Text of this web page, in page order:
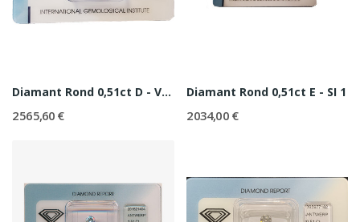
Diamant Rond 0,51ct D - VS1
2 565,60 €
Diamant Rond 0,51ct E - SI 1
2 034,00 €